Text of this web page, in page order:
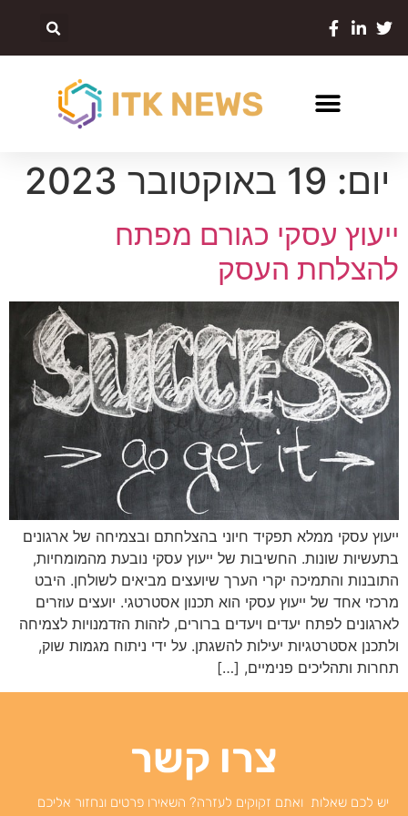
יום: 19 באוקטובר 2023
ייעוץ עסקי כגורם מפתח
להצלחת העסק
ייעוץ עסקי ממלא תפקיד חיוני בהצלחתם ובצמיחה של ארגונים
בתעשיות שונות. החשיבות של ייעוץ עסקי נובעת מהמומחיות,
התובנות והתמיכה יקרי הערך שיועצים מביאים לשולחן. היבט
מרכזי אחד של ייעוץ עסקי הוא תכנון אסטרטגי. יועצים עוזרים
לארגונים לפתח יעדים ויעדים ברורים, לזהות הזדמנויות לצמיחה
ולתכנן אסטרטגיות יעילות להשגתן. על ידי ניתוח מגמות שוק,
תחרות ותהליכים פנימיים, […]
צרו קשר
יש לכם שאלות ואתם זקוקים לעזרה? השאירו פרטים ונחזור אליכם